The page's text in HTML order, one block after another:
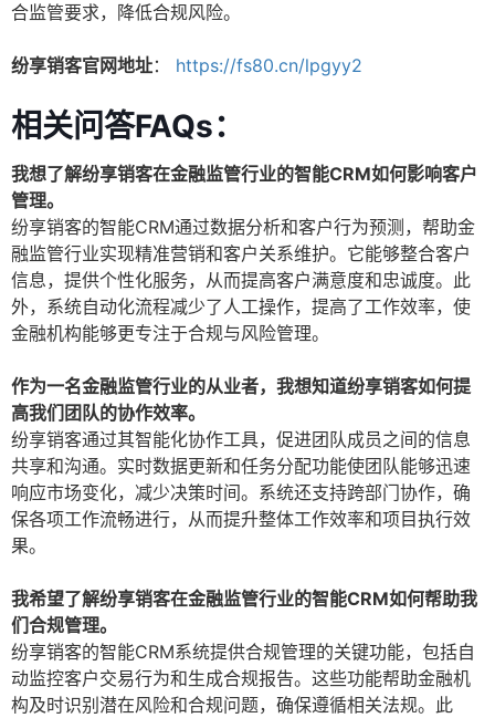
合监管要求，降低合规风险。
纷享销客官网地址： https://fs80.cn/lpgyy2
相关问答FAQs：
我想了解纷享销客在金融监管行业的智能CRM如何影响客户
管理。
纷享销客的智能CRM通过数据分析和客户行为预测，帮助金
融监管行业实现精准营销和客户关系维护。它能够整合客户
信息，提供个性化服务，从而提高客户满意度和忠诚度。此
外，系统自动化流程减少了人工操作，提高了工作效率，使
金融机构能够更专注于合规与风险管理。
作为一名金融监管行业的从业者，我想知道纷享销客如何提
高我们团队的协作效率。
纷享销客通过其智能化协作工具，促进团队成员之间的信息
共享和沟通。实时数据更新和任务分配功能使团队能够迅速
响应市场变化，减少决策时间。系统还支持跨部门协作，确
保各项工作流畅进行，从而提升整体工作效率和项目执行效
果。
我希望了解纷享销客在金融监管行业的智能CRM如何帮助我
们合规管理。
纷享销客的智能CRM系统提供合规管理的关键功能，包括自
动监控客户交易行为和生成合规报告。这些功能帮助金融机
构及时识别潜在风险和合规问题，确保遵循相关法规。此